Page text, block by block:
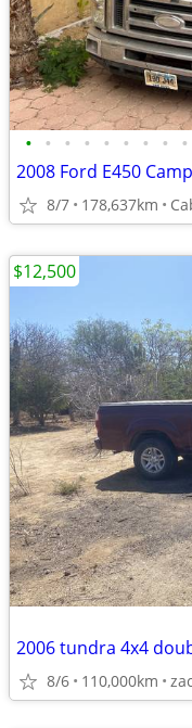
• • • • • • • • •
2008 Ford E450
8/7 178,637km
2006 tundra 4x4
8/6 110,000km
$12,500